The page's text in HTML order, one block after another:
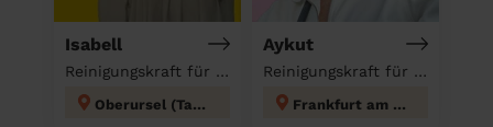
Isabell
Reinigungskraft für deinen Haushalt
Oberursel (Taunus)
Aykut
Reinigungskraft für deinen Haushalt
Frankfurt am Main